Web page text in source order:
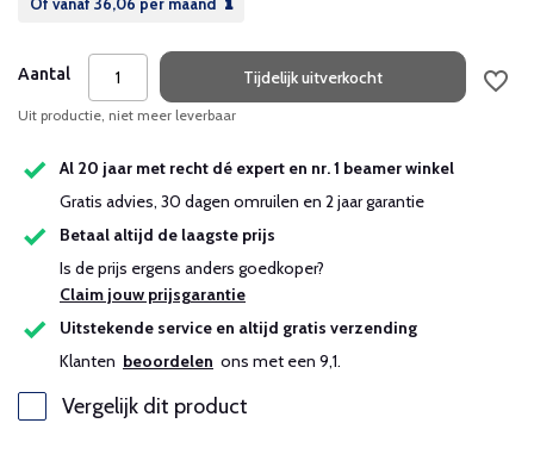
Aantal Tijdelijk uitverkocht
Uit productie, niet meer leverbaar
Al 20 jaar met recht dé expert en nr. 1 beamer winkel
Gratis advies, 30 dagen omruilen en 2 jaar garantie
Betaal altijd de laagste prijs
Is de prijs ergens anders goedkoper?
Claim jouw prijsgarantie
Uitstekende service en altijd gratis verzending
Klanten beoordelen ons met een 9,1.
Vergelijk dit product